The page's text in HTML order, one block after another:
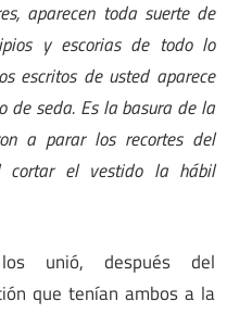
aparecen toda suerte de
y escorias de todo lo
escritos de usted aparece
de seda. Es la basura de la
a parar los recortes del
cortar el vestido la hábil
unió, después del
que tenían ambos a la